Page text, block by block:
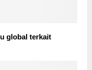
global terkait